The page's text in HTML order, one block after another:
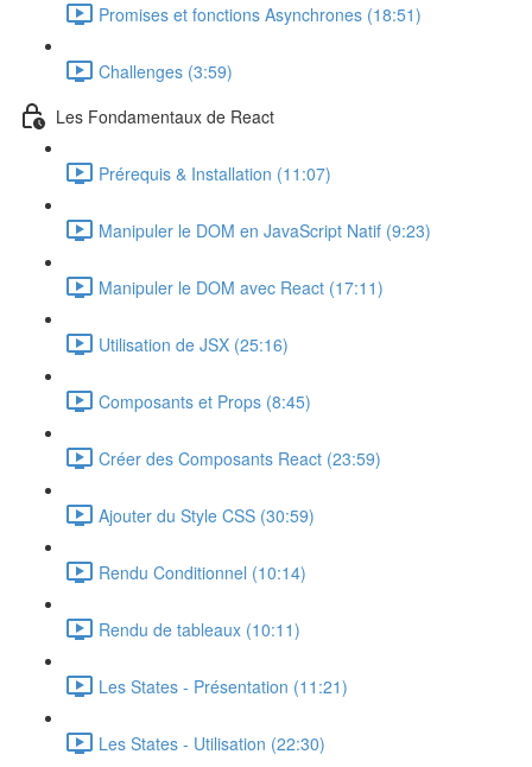
Promises et fonctions Asynchrones (18:51)
Challenges (3:59)
Les Fondamentaux de React
Prérequis & Installation (11:07)
Manipuler le DOM en JavaScript Natif (9:23)
Manipuler le DOM avec React (17:11)
Utilisation de JSX (25:16)
Composants et Props (8:45)
Créer des Composants React (23:59)
Ajouter du Style CSS (30:59)
Rendu Conditionnel (10:14)
Rendu de tableaux (10:11)
Les States - Présentation (11:21)
Les States - Utilisation (22:30)